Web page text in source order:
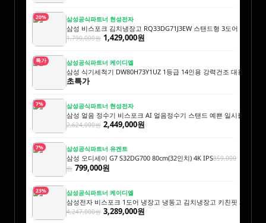
20% 삼성공식파트너 현성전자
삼성 비스포크 김치냉장고 RQ33DG71J3EW 스탠드형 3도어 328L 김
1,790,000원 1,429,000원
특가 삼성공식파트너 케이디엘
삼성 식기세척기 DW80H73Y1UZ 1등급 14인용 강력건조 대용량 AI
초특가
7% 삼성공식파트너 현성전자
삼성 얼음 정수기 비스포크 AI 얼음정수기 스탠드 예쁜 일시불 비스
2,624,000원 2,449,000원
7% 삼성공식파트너 유겐트
삼성 오디세이 G7 S32DG700 80cm(32인치) 4K IPS859,000
원 799,000원
23% 삼성공식파트너 케이디엘
삼성전자 비스포크 1도어 냉장고 냉동고 김치냉장고 키친핏 세트
4,247,000원 3,289,000원